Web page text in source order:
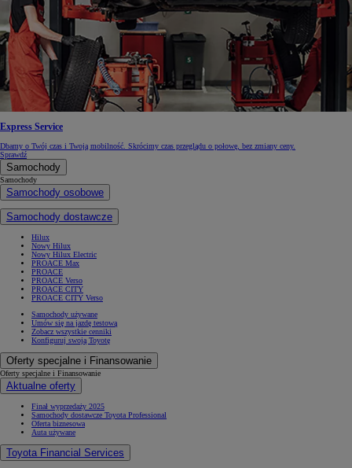
Express Service
Dbamy o Twój czas i Twoją mobilność. Skrócimy czas przeglądu o połowę, bez zmiany ceny.
Sprawdź
Samochody
Samochody
Samochody osobowe
Samochody dostawcze
Hilux
Nowy Hilux
Nowy Hilux Electric
PROACE Max
PROACE
PROACE Verso
PROACE CITY
PROACE CITY Verso
Samochody używane
Umów się na jazdę testową
Zobacz wszystkie cenniki
Konfiguruj swoją Toyotę
Oferty specjalne i Finansowanie
Oferty specjalne i Finansowanie
Aktualne oferty
Finał wyprzedaży 2025
Samochody dostawcze Toyota Professional
Oferta biznesowa
Auta używane
Toyota Financial Services